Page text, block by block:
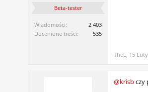
Beta-tester
Wiadomości:
2 403
Docenione treści:
535
TheL, 15
@krisbczy